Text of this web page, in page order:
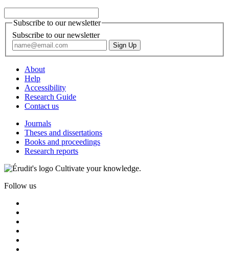
Subscribe to our newsletter
Subscribe to our newsletter
About
Help
Accessibility
Research Guide
Contact us
Journals
Theses and dissertations
Books and proceedings
Research reports
Cultivate your knowledge.
Follow us